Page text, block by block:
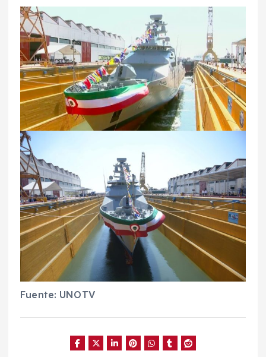
Fuente: UNOTV